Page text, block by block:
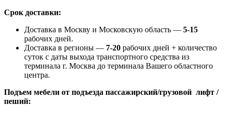
Срок доставки:
Доставка в Москву и Московскую область — 5-15
рабочих дней.
Доставка в регионы — 7-20 рабочих дней + количество
суток с даты выхода транспортного средства из
терминала г. Москва до терминала Вашего областного
центра.
Подъем мебели от подъезда пассажирский/грузовой лифт /
пеший: